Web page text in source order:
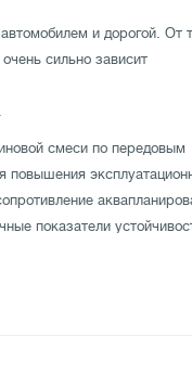
и дорогой. От
сильно зависит
.
смеси по передовым
повышения
показатели